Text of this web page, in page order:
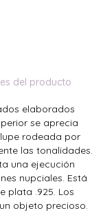
del producto
elaborados
se aprecia
rodeada por
las tonalidades.
una ejecución
nupciales. Está
plata .925. Los
objeto precioso.